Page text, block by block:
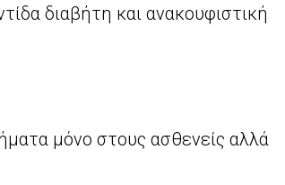
διαβήτη και ανακουφιστική
μόνο στους ασθενείς αλλά